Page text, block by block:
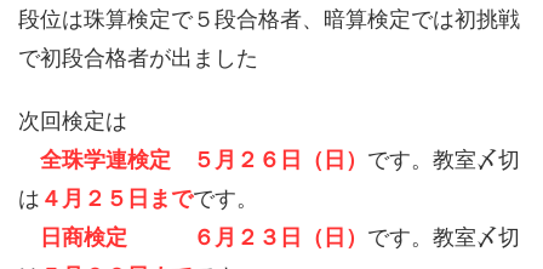
段位は珠算検定で５段合格者、暗算検定では初挑戦
で初段合格者が出ました
次回検定は
全珠学連検定 ５月２６日（日） です。教室〆切
は ４月２５日までです。
日商検定 ６月２３日（日） です。教室〆切